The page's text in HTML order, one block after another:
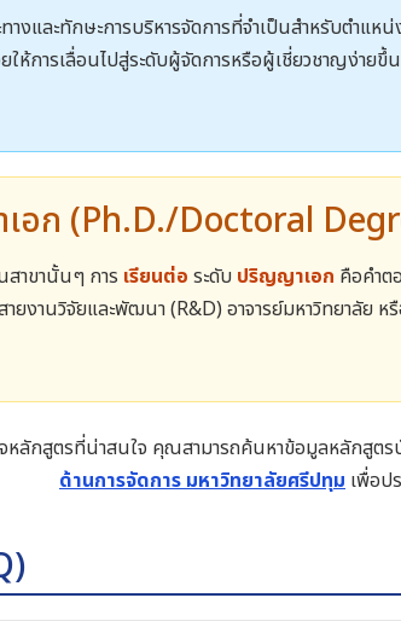
างและทักษะการบริหารจัดการที่จำเป็นสำหรับตำ
การเลื่อนไปสู่ระดับผู้จัดการหรือผู้เชี่ยวชาญง่ายขึ้
อก (Ph.D./Doctoral
สาขานั้นๆ การ เรียนต่อ ระดับ ปริญญาเอก คือคำต
ายงานวิจัยและพัฒนา (R&D) อาจารย์มหาวิทยาลัย
หลักสูตรที่น่าสนใจ คุณสามารถค้นหาข้อมูลหลักสู
ด้านการจัดการ มหาวิทยาลัยศรีปทุม เพื่อป